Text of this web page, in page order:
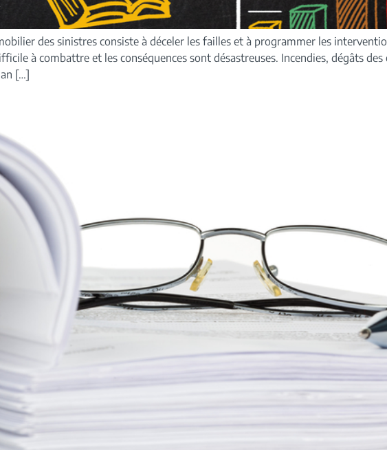
des sinistres consiste à déceler les failles et à programmer les
à combattre et les conséquences sont désastreuses. Incendies, dégâts
[…]